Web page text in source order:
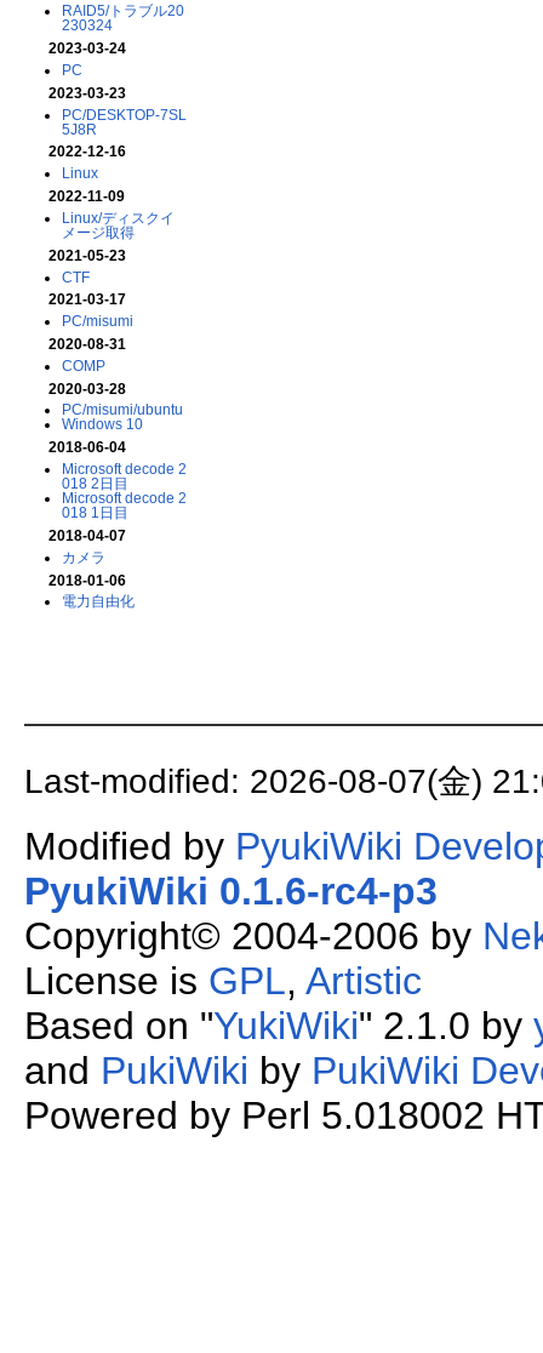
RAID5/トラブル20
230324
2023-03-24
PC
2023-03-23
PC/DESKTOP-7SL
5J8R
2022-12-16
Linux
2022-11-09
Linux/ディスクイ
メージ取得
2021-05-23
CTF
2021-03-17
PC/misumi
2020-08-31
COMP
2020-03-28
PC/misumi/ubuntu
Windows 10
2018-06-04
Microsoft decode 2
018 2日目
Microsoft decode 2
018 1日目
2018-04-07
カメラ
2018-01-06
電力自由化
Last-modified: 2026-08-07(金)
Modified by PyukiWiki
PyukiWiki 0.1.6-rc4-p3
Copyright© 2004-2006 by
License is GPL, Artistic
Based on "YukiWiki" 2.1.0 by
and PukiWiki by PukiWiki
Powered by Perl 5.018002